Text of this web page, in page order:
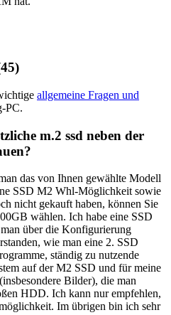
allgemeine Fragen und
PC.
m.2 ssd neben der
das von Ihnen gewählte Modell
SSD M2 Whl-Möglichkeit sowie
nicht gekauft haben, können Sie
wählen. Ich habe eine SSD
über die Konfigurierung
wie man eine 2. SSD
ständig zu nutzende
auf der M2 SSD und für meine
Bilder), die man
HDD. Ich kann nur empfehlen,
Im übrigen bin ich sehr